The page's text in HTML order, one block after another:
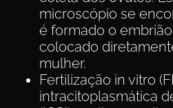
microscópio se
é formado o
colocado
mulher.
Fertilização in vitro
intracitoplasmática